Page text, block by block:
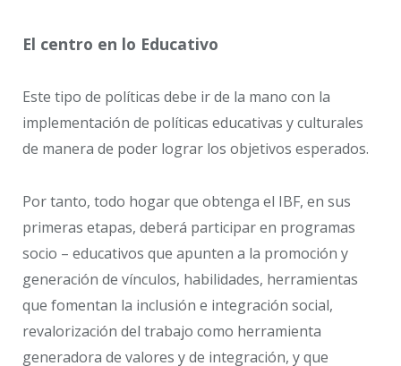
El centro en lo Educativo
Este tipo de políticas debe ir de la mano con la
implementación de políticas educativas y culturales
de manera de poder lograr los objetivos esperados.
Por tanto, todo hogar que obtenga el IBF, en sus
primeras etapas, deberá participar en programas
socio – educativos que apunten a la promoción y
generación de vínculos, habilidades, herramientas
que fomentan la inclusión e integración social,
revalorización del trabajo como herramienta
generadora de valores y de integración, y que